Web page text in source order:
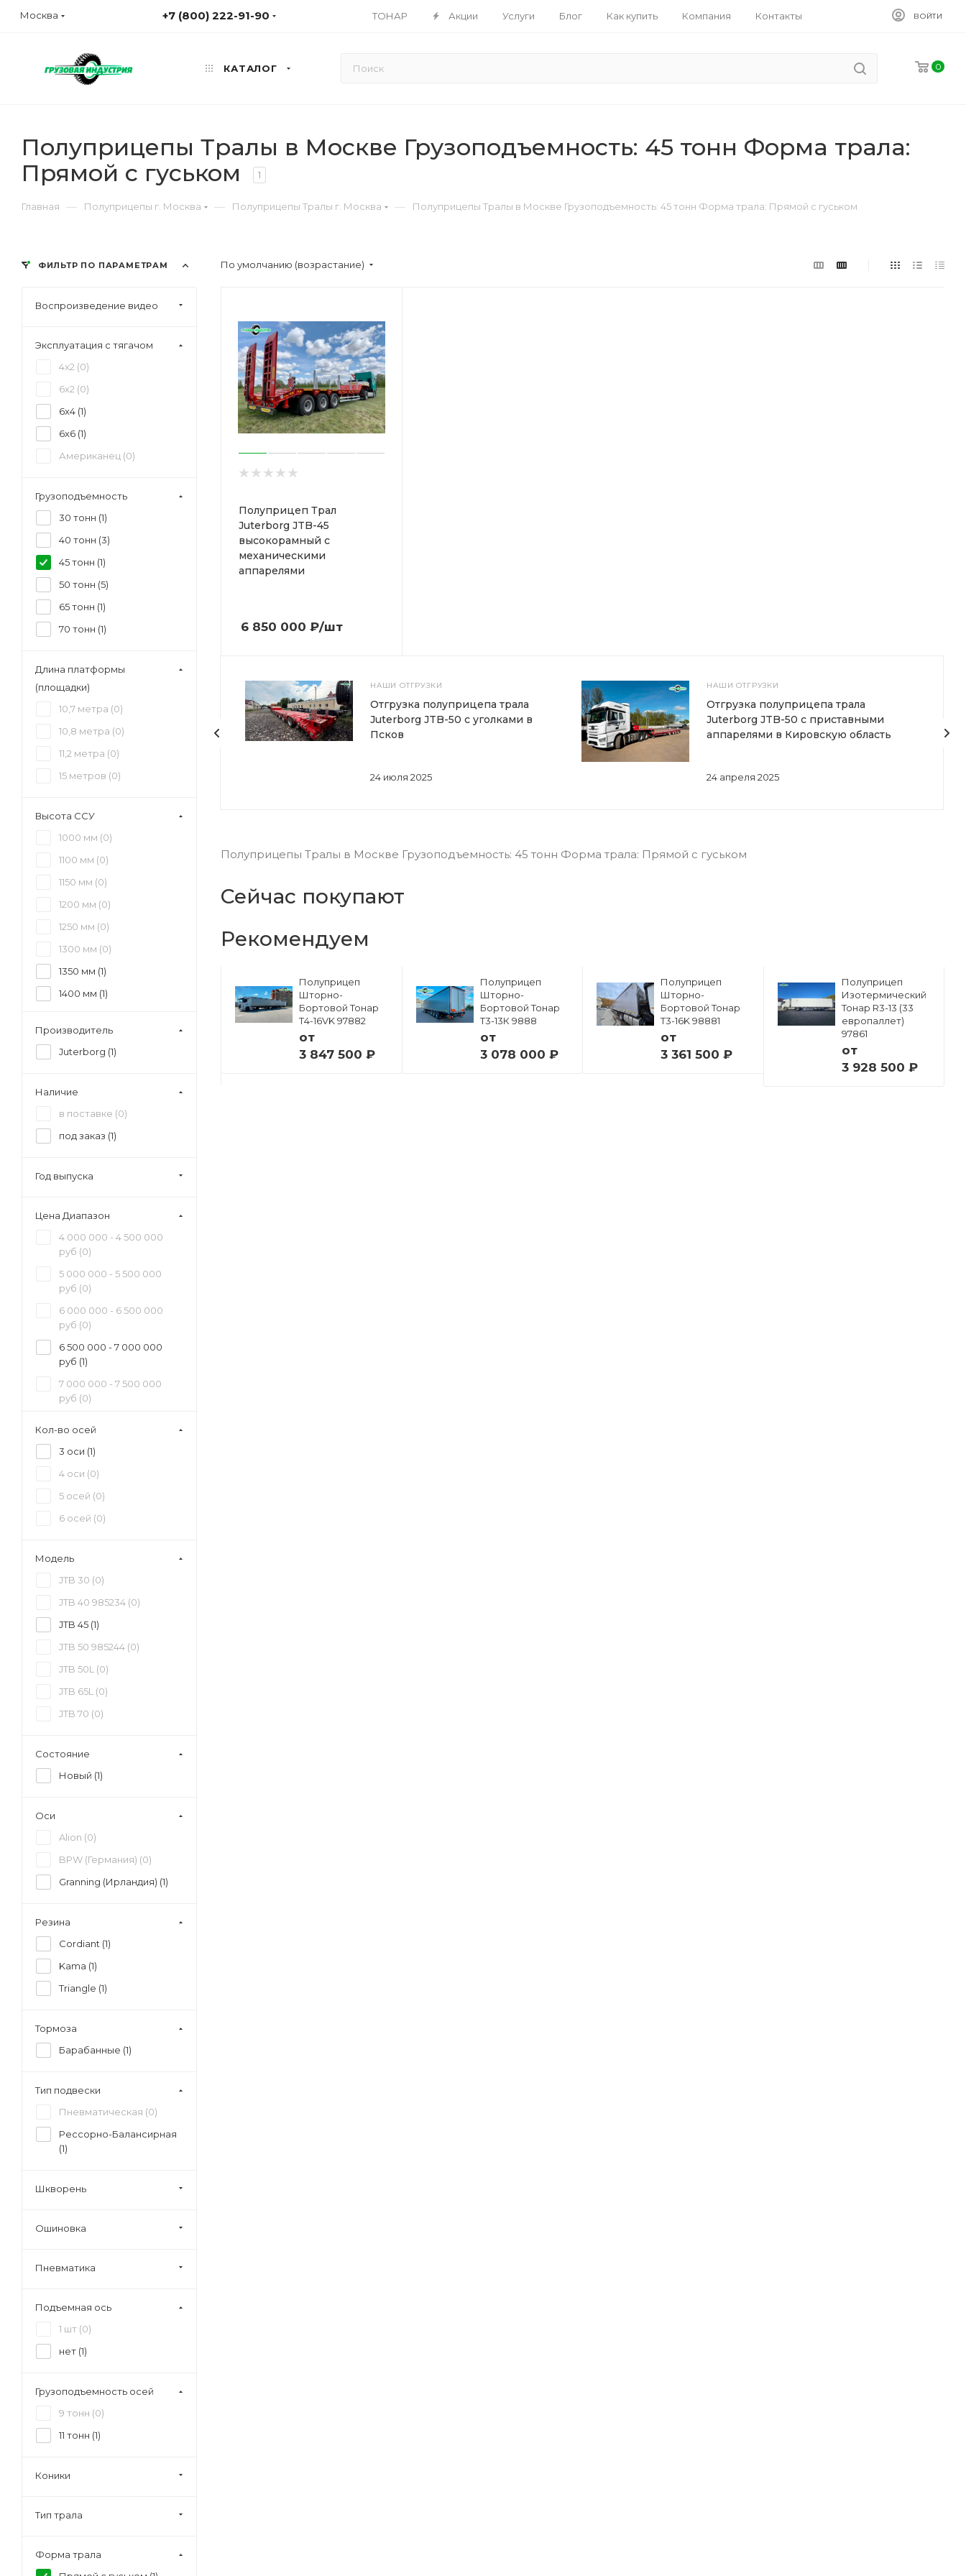
Москва +7 (800) 222-91-90 ТОНАР Акции Услуги Блог Как купить Компания Контакты ВОЙТИ
КАТАЛОГ 0
Полуприцепы Тралы в Москве Грузоподъемность: 45 тонн Форма трала:
Прямой с гуськом
1
Главная — Полуприцепы г. Москва — Полуприцепы Тралы г. Москва — Полуприцепы Тралы в Москве Грузоподъемность: 45 тонн Форма трала: Прямой с гуськом
По умолчанию (возрастание)
Полуприцеп Трал
Juterborg JTB-45
высокорамный с
механическими
аппарелями
6 850 000 ₽/шт
НАШИ ОТГРУЗКИ
24 июля 2025
Отгрузка полуприцепа трала
Juterborg JTB-50 с уголками в
Псков
НАШИ ОТГРУЗКИ
24 апреля 2025
Отгрузка полуприцепа трала
Juterborg JTB-50 с приставными
аппарелями в Кировскую область
Полуприцепы Тралы в Москве Грузоподъемность: 45 тонн Форма трала: Прямой с гуськом
Сейчас покупают
Рекомендуем
Полуприцеп
Шторно-
Бортовой Тонар
Т4-16VK 97882
от
3 847 500 ₽
Полуприцеп
Шторно-
Бортовой Тонар
Т3-13К 9888
от
3 078 000 ₽
Полуприцеп
Шторно-
Бортовой Тонар
Т3-16K 98881
от
3 361 500 ₽
Полуприцеп
Изотермический
Тонар R3-13 (33
европаллет)
97861
от
3 928 500 ₽
ФИЛЬТР ПО ПАРАМЕТРАМ
Воспроизведение видео
Эксплуатация с тягачом
4x2 (0)
6x2 (0)
6x4 (1)
6x6 (1)
Американец (0)
Грузоподъемность
30 тонн (1)
40 тонн (3)
45 тонн (1)
50 тонн (5)
65 тонн (1)
70 тонн (1)
Длина платформы
(площадки)
10,7 метра (0)
10,8 метра (0)
11,2 метра (0)
15 метров (0)
Высота ССУ
1000 мм (0)
1100 мм (0)
1150 мм (0)
1200 мм (0)
1250 мм (0)
1300 мм (0)
1350 мм (1)
1400 мм (1)
1500 мм (
1)
Производитель
Juterborg (1)
Наличие
в поставке (0)
под заказ (1)
Год выпуска
Цена Диапазон
4 000 000 - 4 500 000
руб (0)
5 000 000 - 5 500 000
руб (0)
6 000 000 - 6 500 000
руб (0)
6 500 000 - 7 000 000
руб (1)
7 000 000 - 7 500 000
руб (0)
руб (0)
8 000 000 - 8 500 000
руб (0)
8 500 000 - 9 000 000
Кол-во осей
3 оси (1)
4 оси (0)
5 осей (0)
6 осей (0)
Модель
JTB 30 (0)
JTB 40 985234 (0)
JTB 45 (1)
JTB 50 985244 (0)
JTB 50L (0)
JTB 65L (0)
JTB 70 (0)
Состояние
Новый (1)
Оси
Alion (0)
BPW (Германия) (0)
Granning (Ирландия) (1)
Резина
Cordiant (1)
Kama (1)
Triangle (1)
Тормоза
Барабанные (1)
Тип подвески
Пневматическая (0)
Рессорно-Балансирная
(1)
Шкворень
Ошиновка
Пневматика
Подъемная ось
1 шт (0)
нет (1)
Грузоподъемность осей
9 тонн (0)
11 тонн (1)
Коники
Тип трала
Форма трала